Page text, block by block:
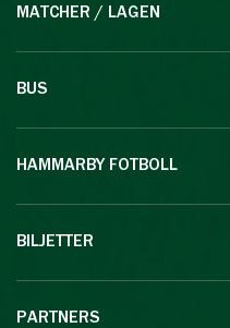
MATCHER / LAGEN
BUS
HAMMARBY FOTBOLL
BILJETTER
PARTNERS